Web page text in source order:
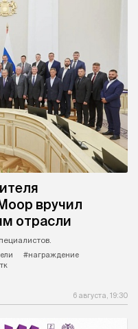
вручил
отрасли
#награждение
6 августа, 19:30